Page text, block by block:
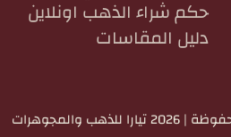
حكم شراء الذهب اونلاين
دليل المقاسات
| 2026 تيارا للذهب والمجوهرات